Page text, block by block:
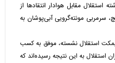
مقابل هوادار انتقادها از
سرمربی مونته‌گرویی آبی‌پوشان به
روی نیمکت استقلال نشسته، موفق به کسب
به این نتیجه رسیده‌اند که